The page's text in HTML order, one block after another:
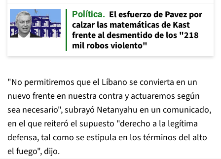
Política
El esfuerzo de Pavez por
calzar las matemáticas de Kast
frente al desmentido de los "218
mil robos violento"
"No permitiremos que el Líbano se convierta en un
nuevo frente en nuestra contra y actuaremos según
sea necesario", subrayó Netanyahu en un comunicado,
en el que reiteró el supuesto "derecho a la legítima
defensa, tal como se estipula en los términos del alto
el fuego", dijo.